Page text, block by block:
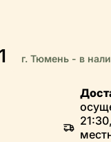
г. Тюмень - в